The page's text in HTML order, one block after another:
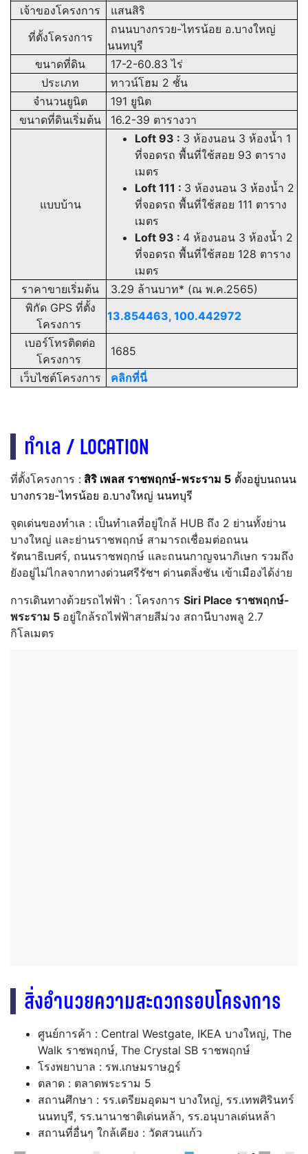
เจ้าของโครงการ
แสนสิริ
ที่ตั้งโครงการ
ถนนบางกรวย-ไทรน้อย อ.บางใหญ่
นนทบุรี
ขนาดที่ดิน
17-2-60.83 ไร่
ประเภท
ทาวน์โฮม 2 ชั้น
จำนวนยูนิต
191 ยูนิต
ขนาดที่ดินเริ่มต้น
16.2-39 ตารางวา
แบบบ้าน
Loft 93 : 3 ห้องนอน 3 ห้องน้ำ 1
ที่จอดรถ พื้นที่ใช้สอย 93 ตาราง
เมตร
Loft 111 : 3 ห้องนอน 3 ห้องน้ำ 2
ที่จอดรถ พื้นที่ใช้สอย 111 ตาราง
เมตร
Loft 93 : 4 ห้องนอน 3 ห้องน้ำ 2
ที่จอดรถ พื้นที่ใช้สอย 128 ตาราง
เมตร
ราคาขายเริ่มต้น
3.29 ล้านบาท* (ณ พ.ค.2565)
พิกัด GPS ที่ตั้ง
โครงการ
13.854463, 100.442972
เบอร์โทรติดต่อ
โครงการ
1685
เว็บไซต์โครงการ
คลิกที่นี่
ทำเล / LOCATION
ที่ตั้งโครงการ : สิริ เพลส ราชพฤกษ์-พระราม 5 ตั้งอยู่บนถนน
บางกรวย-ไทรน้อย อ.บางใหญ่ นนทบุรี
จุดเด่นของทำเล : เป็นทำเลที่อยู่ใกล้ HUB ถึง 2 ย่านทั้งย่าน
บางใหญ่ และย่านราชพฤกษ์ สามารถเชื่อมต่อถนน
รัตนาธิเบศร์, ถนนราชพฤกษ์ และถนนกาญจนาภิเษก รวมถึง
ยังอยู่ไม่ไกลจากทางด่วนศรีรัชฯ ด่านตลิ่งชัน เข้าเมืองได้ง่าย
การเดินทางด้วยรถไฟฟ้า : โครงการ Siri Place ราชพฤกษ์-
พระราม 5 อยู่ใกล้รถไฟฟ้าสายสีม่วง สถานีบางพลู 2.7
กิโลเมตร
สิ่งอำนวยความสะดวกรอบโครงการ
ศูนย์การค้า : Central Westgate, IKEA บางใหญ่, The
Walk ราชพฤกษ์, The Crystal SB ราชพฤกษ์
โรงพยาบาล : รพ.เกษมราษฎร์
ตลาด : ตลาดพระราม 5
สถานศึกษา : รร.เตรียมอุดมฯ บางใหญ่, รร.เทพศิรินทร์
นนทบุรี, รร.นานาชาติเด่นหล้า, รร.อนุบาลเด่นหล้า
สถานที่อื่นๆ ใกล้เคียง : วัดสวนแก้ว